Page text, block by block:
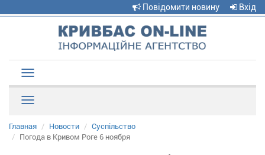
Повідомити новину Вхід
navigation
Главная Новости
Суспільство
Погода в Кривом Роге 6 ноября